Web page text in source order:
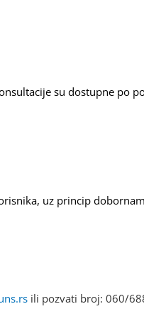
su dostupne po
uz princip
ili pozvati broj: 060/